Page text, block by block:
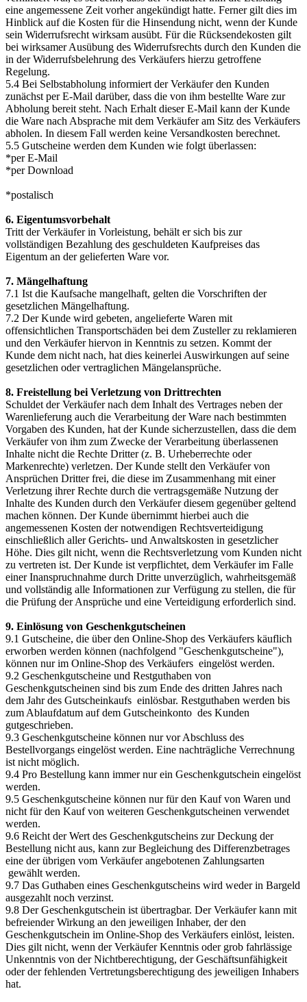
eine angemessene Zeit vorher angekündigt hatte. Ferner gilt dies im
Hinblick auf die Kosten für die Hinsendung nicht, wenn der Kunde
sein Widerrufsrecht wirksam ausübt. Für die Rücksendekosten gilt
bei wirksamer Ausübung des Widerrufsrechts durch den Kunden die
in der Widerrufsbelehrung des Verkäufers hierzu getroffene
Regelung.
5.4 Bei Selbstabholung informiert der Verkäufer den Kunden
zunächst per E-Mail darüber, dass die von ihm bestellte Ware zur
Abholung bereit steht. Nach Erhalt dieser E-Mail kann der Kunde
die Ware nach Absprache mit dem Verkäufer am Sitz des Verkäufers
abholen. In diesem Fall werden keine Versandkosten berechnet.
5.5 Gutscheine werden dem Kunden wie folgt überlassen:
*per E-Mail
*per Download
*postalisch
6. Eigentumsvorbehalt
Tritt der Verkäufer in Vorleistung, behält er sich bis zur
vollständigen Bezahlung des geschuldeten Kaufpreises das
Eigentum an der gelieferten Ware vor.
7. Mängelhaftung
7.1 Ist die Kaufsache mangelhaft, gelten die Vorschriften der
gesetzlichen Mängelhaftung.
7.2 Der Kunde wird gebeten, angelieferte Waren mit
offensichtlichen Transportschäden bei dem Zusteller zu reklamieren
und den Verkäufer hiervon in Kenntnis zu setzen. Kommt der
Kunde dem nicht nach, hat dies keinerlei Auswirkungen auf seine
gesetzlichen oder vertraglichen Mängelansprüche.
8. Freistellung bei Verletzung von Drittrechten
Schuldet der Verkäufer nach dem Inhalt des Vertrages neben der
Warenlieferung auch die Verarbeitung der Ware nach bestimmten
Vorgaben des Kunden, hat der Kunde sicherzustellen, dass die dem
Verkäufer von ihm zum Zwecke der Verarbeitung überlassenen
Inhalte nicht die Rechte Dritter (z. B. Urheberrechte oder
Markenrechte) verletzen. Der Kunde stellt den Verkäufer von
Ansprüchen Dritter frei, die diese im Zusammenhang mit einer
Verletzung ihrer Rechte durch die vertragsgemäße Nutzung der
Inhalte des Kunden durch den Verkäufer diesem gegenüber geltend
machen können. Der Kunde übernimmt hierbei auch die
angemessenen Kosten der notwendigen Rechtsverteidigung
einschließlich aller Gerichts- und Anwaltskosten in gesetzlicher
Höhe. Dies gilt nicht, wenn die Rechtsverletzung vom Kunden nicht
zu vertreten ist. Der Kunde ist verpflichtet, dem Verkäufer im Falle
einer Inanspruchnahme durch Dritte unverzüglich, wahrheitsgemäß
und vollständig alle Informationen zur Verfügung zu stellen, die für
die Prüfung der Ansprüche und eine Verteidigung erforderlich sind.
9. Einlösung von Geschenkgutscheinen
9.1 Gutscheine, die über den Online-Shop des Verkäufers käuflich
erworben werden können (nachfolgend "Geschenkgutscheine"),
können nur im Online-Shop des Verkäufers eingelöst werden.
9.2 Geschenkgutscheine und Restguthaben von
Geschenkgutscheinen sind bis zum Ende des dritten Jahres nach
dem Jahr des Gutscheinkaufs einlösbar. Restguthaben werden bis
zum Ablaufdatum auf dem Gutscheinkonto des Kunden
gutgeschrieben.
9.3 Geschenkgutscheine können nur vor Abschluss des
Bestellvorgangs eingelöst werden. Eine nachträgliche Verrechnung
ist nicht möglich.
9.4 Pro Bestellung kann immer nur ein Geschenkgutschein eingelöst
werden.
9.5 Geschenkgutscheine können nur für den Kauf von Waren und
nicht für den Kauf von weiteren Geschenkgutscheinen verwendet
werden.
9.6 Reicht der Wert des Geschenkgutscheins zur Deckung der
Bestellung nicht aus, kann zur Begleichung des Differenzbetrages
eine der übrigen vom Verkäufer angebotenen Zahlungsarten
gewählt werden.
9.7 Das Guthaben eines Geschenkgutscheins wird weder in Bargeld
ausgezahlt noch verzinst.
9.8 Der Geschenkgutschein ist übertragbar. Der Verkäufer kann mit
befreiender Wirkung an den jeweiligen Inhaber, der den
Geschenkgutschein im Online-Shop des Verkäufers einlöst, leisten.
Dies gilt nicht, wenn der Verkäufer Kenntnis oder grob fahrlässige
Unkenntnis von der Nichtberechtigung, der Geschäftsunfähigkeit
oder der fehlenden Vertretungsberechtigung des jeweiligen Inhabers
hat.